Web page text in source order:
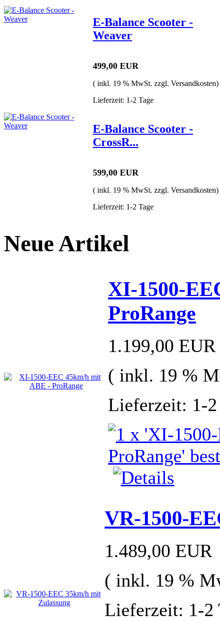
E-Balance Scooter -
Weaver
499,00 EUR
( inkl. 19 % MwSt. zzgl. Versandkosten)
Lieferzeit: 1-2 Tage
E-Balance Scooter -
CrossR...
599,00 EUR
( inkl. 19 % MwSt. zzgl. Versandkosten)
Lieferzeit: 1-2 Tage
Neue Artikel
XI-1500-
ProRange
1.199,00 EUR
( inkl. 19 %
Lieferzeit: 1-2
VR-1500-
1.489,00 EUR
( inkl. 19 %
Lieferzeit: 1-2